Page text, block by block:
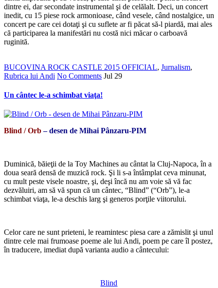
dintre ei, dar secondate instrumental şi de celălalt. Deci, un concert
inedit, cu 15 piese rock armonioase, când vesele, când nostalgice, un
concert pe care cei dotaţi şi cu suflete ar fi păcat să-l piardă, mai ales
că participarea la manifestări nu costă nici măcar o carboavă
ruginită.
BUCOVINA ROCK CASTLE 2015 OFFICIAL, Jurnalism,
Rubrica lui Andi No Comments Jul 29
Un cântec le-a schimbat viaţa!
Blind / Orb– desen de Mihai Pânzaru-PIM
Duminică, băieţii de la Toy Machines au cântat la Cluj-Napoca, în a
doua seară densă de muzică rock. Şi li s-a întâmplat ceva minunat,
cu mult peste visele noastre, şi, deşi încă nu am voie să vă fac
dezvăluiri, am să vă spun că un cântec, “Blind” (“Orb”), le-a
schimbat viaţa, le-a deschis larg şi generos porţile viitorului.
Celor care ne sunt prieteni, le reamintesc piesa care a zămislit şi unul
dintre cele mai frumoase poeme ale lui Andi, poem pe care îl postez,
în traducere, imediat după varianta audio a cântecului:
Blind